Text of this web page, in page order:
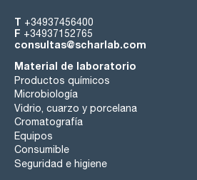
T +34937456400
F +34937152765
consultas@scharlab.com
Material de laboratorio
Productos químicos
Microbiología
Vidrio, cuarzo y porcelana
Cromatografía
Equipos
Consumible
Seguridad e higiene